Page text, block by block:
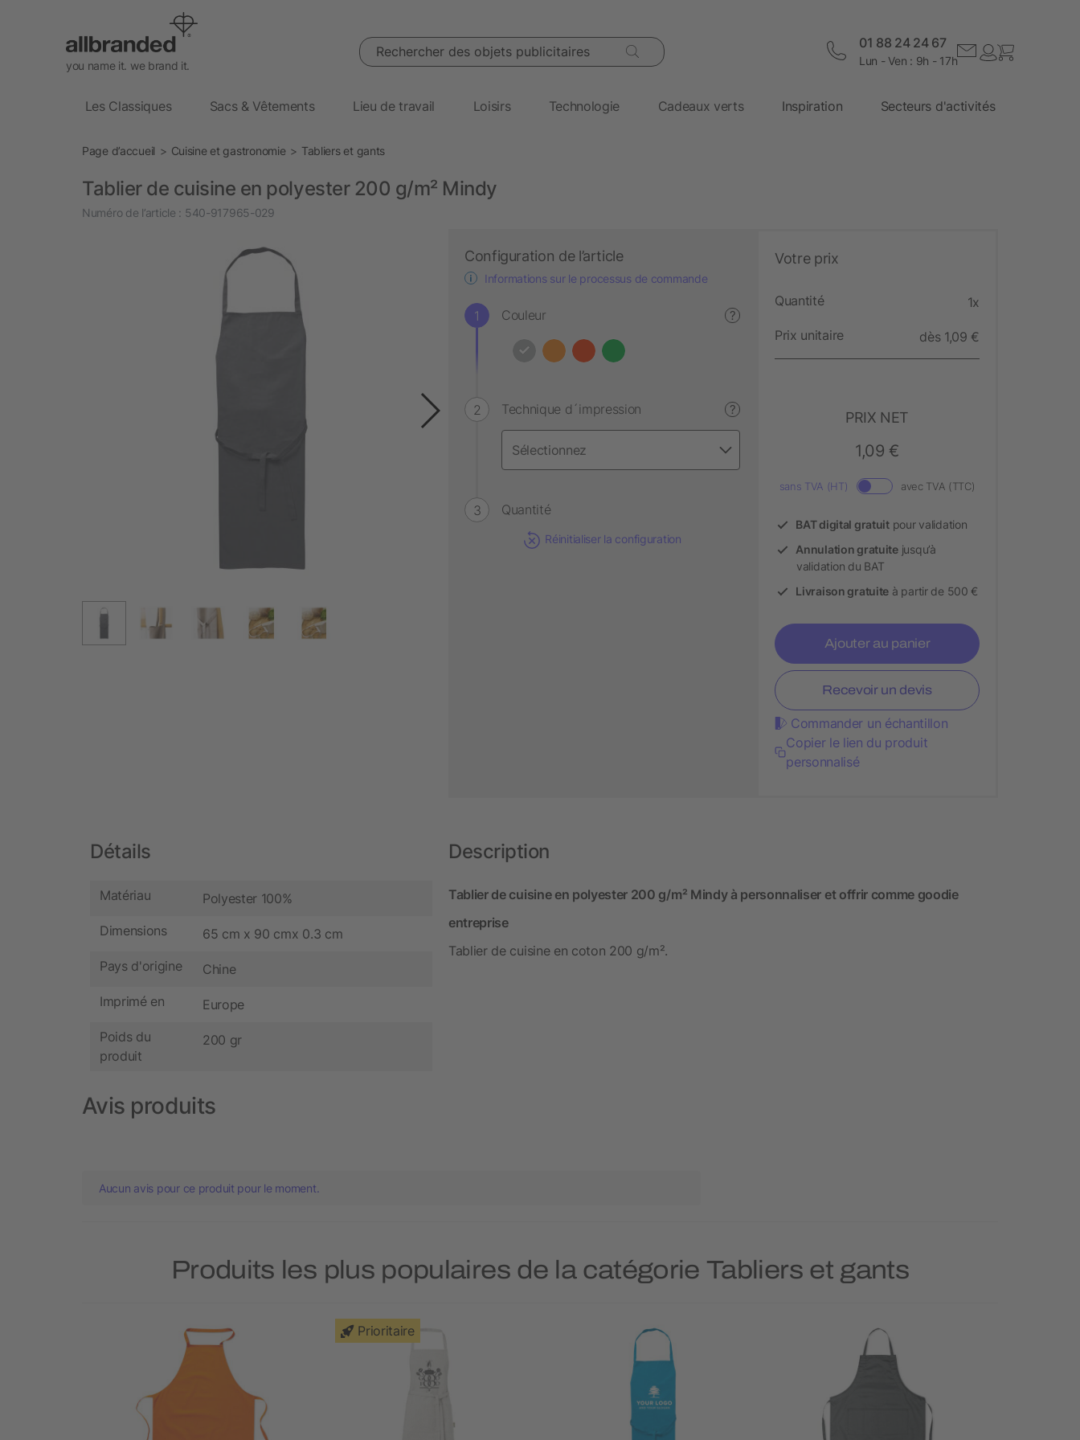
you name it. we brand it.
Rechercher des objets publicitaires 01 88 24 24 67
Lun - Ven : 9h - 17h
Les Classiques Sacs & Vêtements Lieu de travail Loisirs Technologie Cadeaux verts Inspiration Secteurs d'activités
Page d’accueil Cuisine et gastronomie Tabliers et gants
Tablier de cuisine en polyester 200 g/m² Mindy
Numéro de l’article : 540-917965-029
Configuration de l’article
Informations sur le processus de commande
Couleur ?
Technique d´impression ?
Quantité
Réinitialiser la configuration
Votre prix
Quantité 1x
Prix unitaire dès 1,09 €
PRIX NET
1,09 €
sans TVA (HT) avec TVA (TTC)
BAT digital gratuitpour validation
Annulation gratuitejusqu’à
validation du BAT
Livraison gratuite à partir de 500 €
Ajouter au panier
Recevoir un devis
Commander un échantillon
Copier le lien du produit
personnalisé
Détails
Matériau Polyester 100%
Dimensions 65 cm x 90 cmx 0.3 cm
Pays d'origine Chine
Imprimé en Europe
Poids du
produit
200 gr
Description
Tablier de cuisine en polyester 200 g/m² Mindy à personnaliser et offrir comme goodie
entreprise
Tablier de cuisine en coton 200 g/m².
Avis produits
Aucun avis pour ce produit pour le moment.
Produits les plus populaires de la catégorie Tabliers et gants
Prioritaire